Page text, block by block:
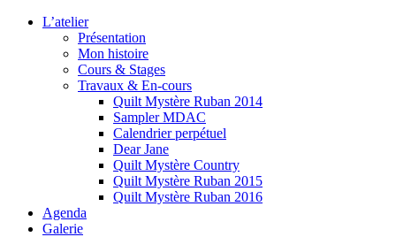
L’atelier
Présentation
Mon histoire
Cours & Stages
Travaux & En-cours
Quilt Mystère Ruban 2014
Sampler MDAC
Calendrier perpétuel
Dear Jane
Quilt Mystère Country
Quilt Mystère Ruban 2015
Quilt Mystère Ruban 2016
Agenda
Galerie